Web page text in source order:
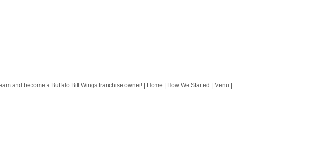
and become a Buffalo Bill Wings franchise owner! | Home | How We Started | Menu | ...